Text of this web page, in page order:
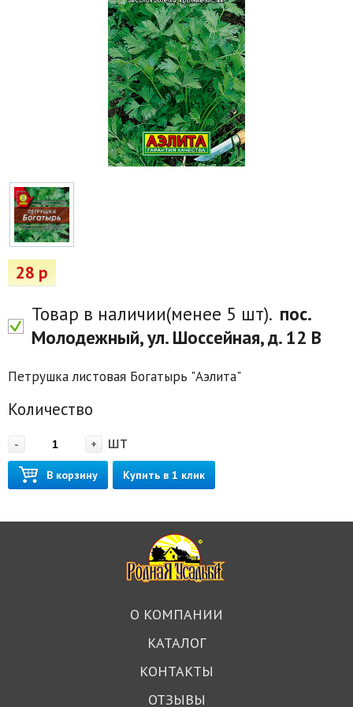
Товары для отдыха
Водоснабжение и полив
Пруды и бассейны
Спецодежда
Все для автолюбителей
Снегоуборочный инвентарь и реагенты
Стройматериалы
Подарочные сертификаты
28 р
Товар в наличии(менее 5 шт). пос.
Молодежный, ул. Шоссейная, д. 12 В
Петрушка листовая Богатырь "Аэлита"
Количество
- + шт
В корзину Купить в 1 клик
О КОМПАНИИ
КАТАЛОГ
КОНТАКТЫ
ОТЗЫВЫ